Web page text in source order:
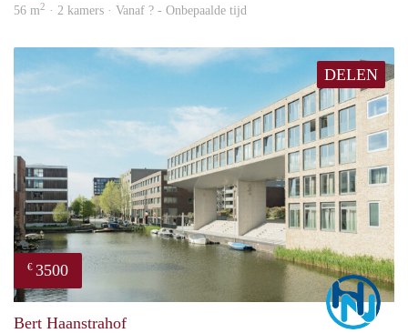
56 m2 · 2 kamers · Vanaf ? - Onbepaalde tijd
DELEN
€ 3500
Bert Haanstrahof